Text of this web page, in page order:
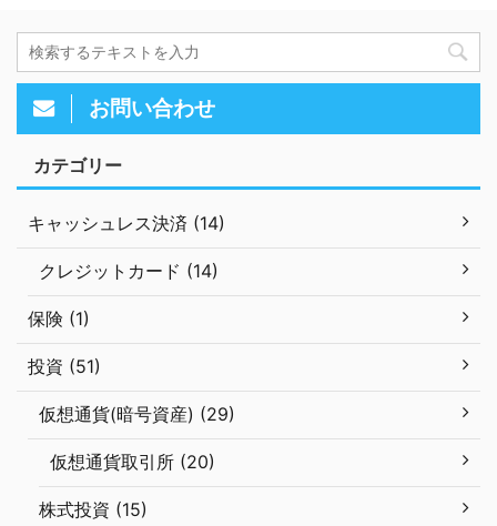
お問い合わせ
カテゴリー
キャッシュレス決済 (14)
クレジットカード (14)
保険 (1)
投資 (51)
仮想通貨(暗号資産) (29)
仮想通貨取引所 (20)
株式投資 (15)